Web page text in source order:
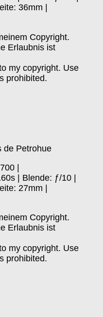
36mm |
Copyright.
Erlaubnis ist
my copyright. Use
prohibited.
de Petrohue
|
| Blende: ƒ/10 |
27mm |
Copyright.
Erlaubnis ist
my copyright. Use
prohibited.